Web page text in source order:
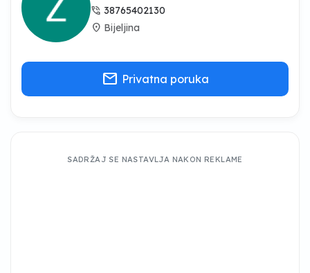
phone_in_talk 38765402130
location_on Bijeljina
mail Privatna poruka
SADRŽAJ SE NASTAVLJA NAKON REKLAME